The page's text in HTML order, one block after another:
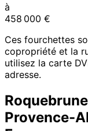
à
458 000 €
Ces fourchettes
copropriété et la
utilisez la carte
adresse.
Provence-